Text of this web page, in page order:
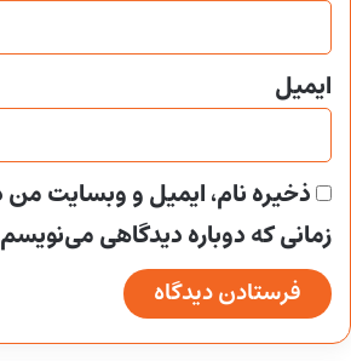
ایمیل
ذخیره نام، ایمیل و وبسایت من
زمانی که دوباره دیدگاهی